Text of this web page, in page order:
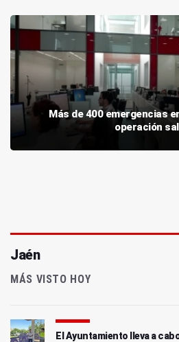
Más de 400 emergencias
operación
Jaén
MÁS VISTO HOY
El Ayuntamiento lleva a